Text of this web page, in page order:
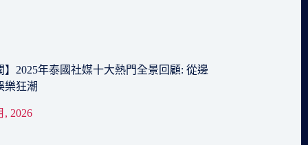
】2025年泰國社媒十大熱門全景回顧: 從邊
樂狂潮
, 2026